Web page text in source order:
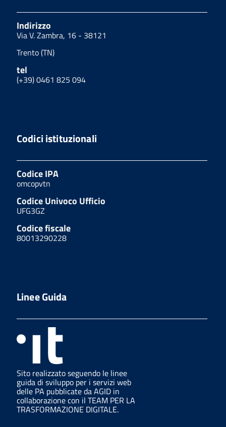
Indirizzo
Via V. Zambra, 16 - 38121
Trento (TN)
tel
(+39) 0461 825 094
Codici istituzionali
Codice IPA
omcopvtn
Codice Univoco Ufficio
UFG3GZ
Codice fiscale
80013290228
Linee Guida
Sito realizzato seguendo le linee
guida di sviluppo per i servizi web
delle PA pubblicate da AGID in
collaborazione con il TEAM PER LA
TRASFORMAZIONE DIGITALE.